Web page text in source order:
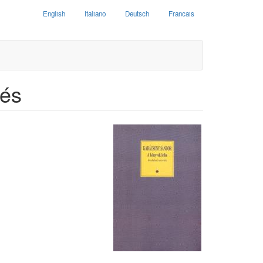
English Italiano Deutsch Francais